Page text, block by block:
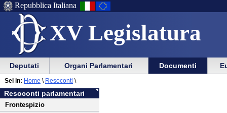
XV Legislatura
Menu
di
ausilio
alla
navigazione
Vai
Menu
di
navigazione
principale
Repubblica Italiana
Menu
di
navigazione
principale
Vai
menu
di
sezione
Deputati Organi Parlamentari Documenti
Vai
al
contenuto
Resoconti parlamentari
Frontespizio
Sei in: Home \ Resoconti \